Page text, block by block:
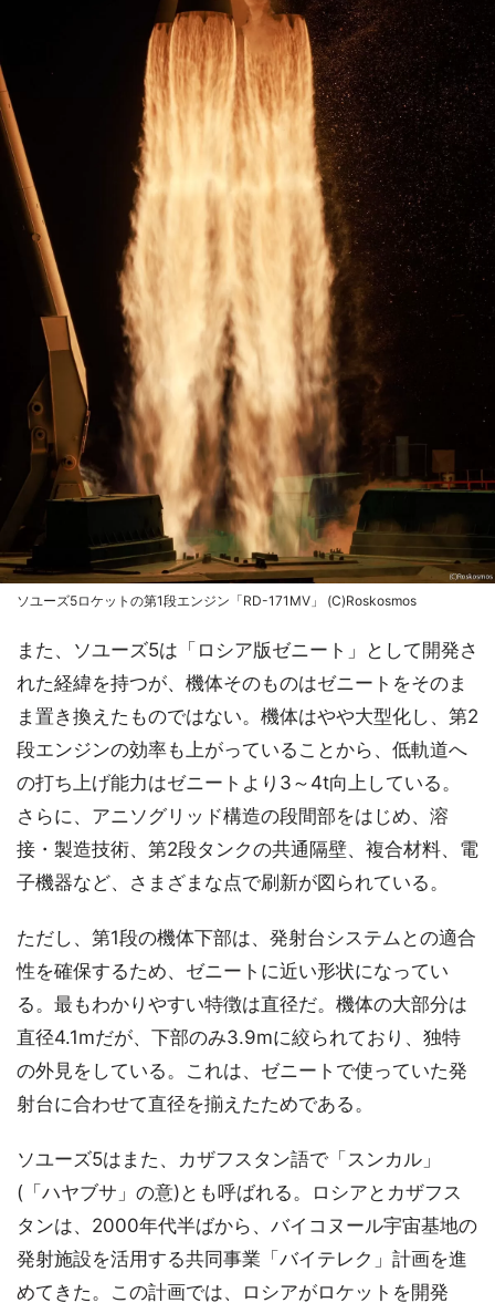
ソユーズ5ロケットの第1段エンジン「RD-171MV」 (C)Roskosmos
また、ソユーズ5は「ロシア版ゼニート」として開発さ
れた経緯を持つが、機体そのものはゼニートをそのま
ま置き換えたものではない。機体はやや大型化し、第2
段エンジンの効率も上がっていることから、低軌道へ
の打ち上げ能力はゼニートより3～4t向上している。
さらに、アニソグリッド構造の段間部をはじめ、溶
接・製造技術、第2段タンクの共通隔壁、複合材料、電
子機器など、さまざまな点で刷新が図られている。
ただし、第1段の機体下部は、発射台システムとの適合
性を確保するため、ゼニートに近い形状になってい
る。最もわかりやすい特徴は直径だ。機体の大部分は
直径4.1mだが、下部のみ3.9mに絞られており、独特
の外見をしている。これは、ゼニートで使っていた発
射台に合わせて直径を揃えたためである。
ソユーズ5はまた、カザフスタン語で「スンカル」
(「ハヤブサ」の意)とも呼ばれる。ロシアとカザフス
タンは、2000年代半ばから、バイコヌール宇宙基地の
発射施設を活用する共同事業「バイテレク」計画を進
めてきた。この計画では、ロシアがロケットを開発